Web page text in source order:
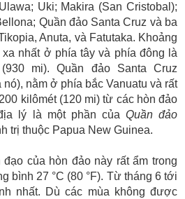
Uki; Makira (San Cristobal);
Quần đảo Santa Cruz và ba
Anuta, và Fatutaka. Khoảng
nhất ở phía tây và phía đông là
mi). Quần đảo Santa Cruz
nằm ở phía bắc Vanuatu và rất
kilômét (120 mi) từ các hòn đảo
lý là một phần của Quần đảo
trị thuộc Papua New Guinea.
của hòn đảo này rất ẩm trong
bình 27 °C (80 °F). Từ tháng 6 tới
nhất. Dù các mùa không được